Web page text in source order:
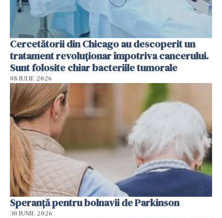
Cercetătorii din Chicago au descoperit un
tratament revoluționar împotriva cancerului.
Sunt folosite chiar bacteriile tumorale
08 IULIE 2026
Speranță pentru bolnavii de Parkinson
30 IUNIE 2026